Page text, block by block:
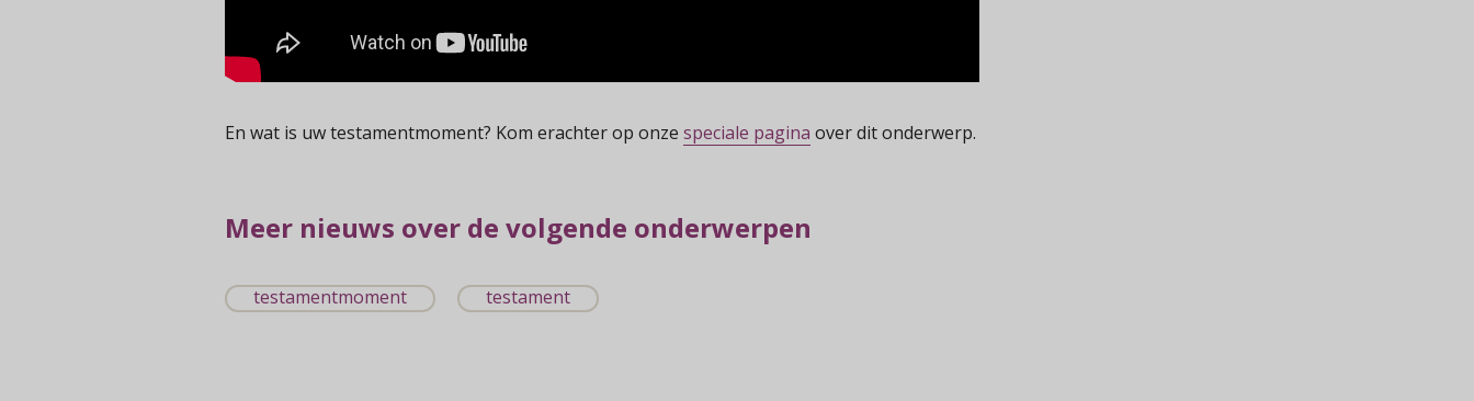
En wat is uw testamentmoment? Kom erachter op onze speciale pagina over dit onderwerp.
Meer nieuws over de volgende onderwerpen
testamentmoment testament